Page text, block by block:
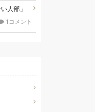
人部」
1コメント